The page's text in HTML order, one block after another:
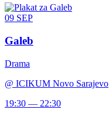
09 SEP
Galeb
Drama
@ ICIKUM Novo Sarajevo
19:30 — 22:30